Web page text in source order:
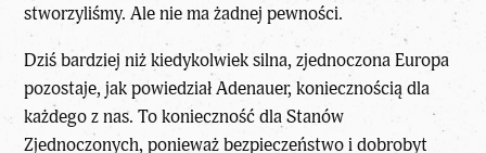
stworzyliśmy. Ale nie ma żadnej pewności.
Dziś bardziej niż kiedykolwiek silna, zjednoczona Europa
pozostaje, jak powiedział Adenauer, koniecznością dla
każdego z nas. To konieczność dla Stanów
Zjednoczonych, ponieważ bezpieczeństwo i dobrobyt